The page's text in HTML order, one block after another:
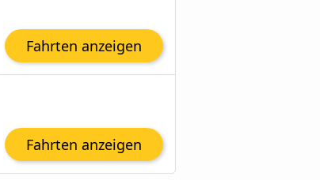
Fahrten anzeigen
Fahrten anzeigen